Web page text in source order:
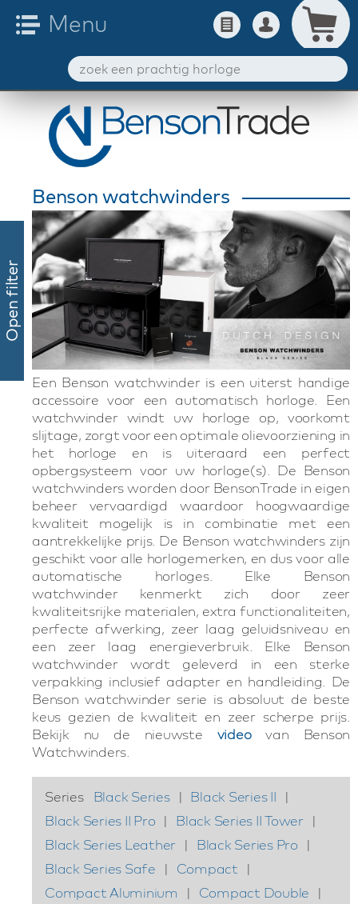
Open filter
Benson watchwinders
Een Benson watchwinder is een uiterst handige
accessoire voor een automatisch horloge. Een
watchwinder windt uw horloge op, voorkomt
slijtage, zorgt voor een optimale olievoorziening in
het horloge en is uiteraard een perfect
opbergsysteem voor uw horloge(s). De Benson
watchwinders worden door BensonTrade in eigen
beheer vervaardigd waardoor hoogwaardige
kwaliteit mogelijk is in combinatie met een
aantrekkelijke prijs. De Benson watchwinders zijn
geschikt voor alle horlogemerken, en dus voor alle
automatische horloges. Elke Benson
watchwinder kenmerkt zich door zeer
kwaliteitsrijke materialen, extra functionaliteiten,
perfecte afwerking, zeer laag geluidsniveau en
een zeer laag energieverbruik. Elke Benson
watchwinder wordt geleverd in een sterke
verpakking inclusief adapter en handleiding. De
Benson watchwinder serie is absoluut de beste
keus gezien de kwaliteit en zeer scherpe prijs.
Bekijk nu de nieuwste videovan Benson
Watchwinders.
Series Black Series | Black Series II
|
Black Series II Pro | Black Series II Tower |
Black Series Leather | Black Series Pro
|
Black Series Safe
| Compact
|
Compact Aluminium
| Compact Double
|